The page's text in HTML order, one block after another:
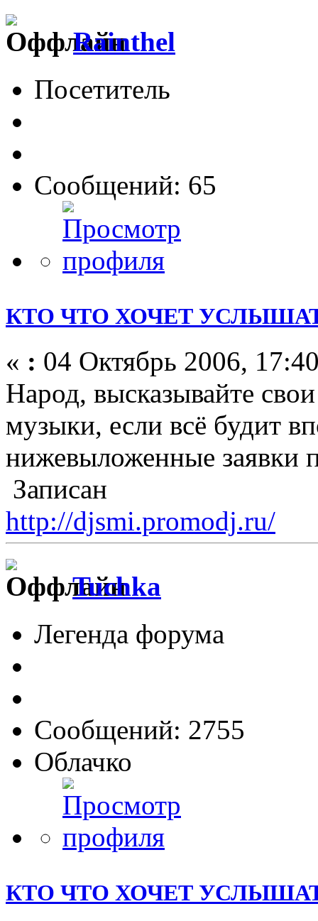
Rainthel
Посетитель
Сообщений: 65
КТО ЧТО ХОЧЕТ
« : 04 Октябрь 2006,
Народ, высказывайте
музыки, если всё будит
нижевыложенные заявки
Записан
http://djsmi.promodj.ru/
Tuchka
Легенда форума
Сообщений: 2755
Облачко
КТО ЧТО ХОЧЕТ